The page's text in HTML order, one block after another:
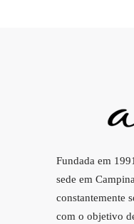
Fundada em
sede em
constantemente
com o objetivo